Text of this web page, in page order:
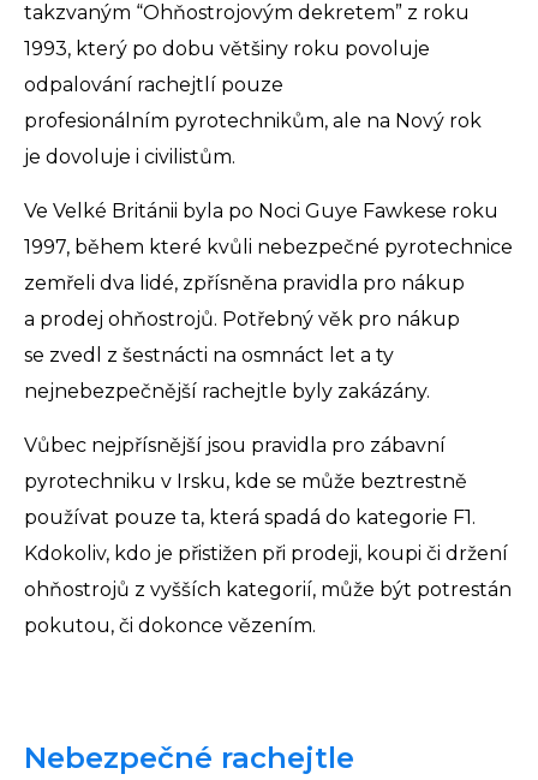
takzvaným “Ohňostrojovým dekretem” z roku
1993, který po dobu většiny roku povoluje
odpalování rachejtlí pouze
profesionálním pyrotechnikům, ale na Nový rok
je dovoluje i civilistům.
Ve Velké Británii byla po Noci Guye Fawkese roku
1997, během které kvůli nebezpečné pyrotechnice
zemřeli dva lidé, zpřísněna pravidla pro nákup
a prodej ohňostrojů. Potřebný věk pro nákup
se zvedl z šestnácti na osmnáct let a ty
nejnebezpečnější rachejtle byly zakázány.
Vůbec nejpřísnější jsou pravidla pro zábavní
pyrotechniku v Irsku, kde se může beztrestně
používat pouze ta, která spadá do kategorie F1.
Kdokoliv, kdo je přistižen při prodeji, koupi či držení
ohňostrojů z vyšších kategorií, může být potrestán
pokutou, či dokonce vězením.
Nebezpečné rachejtle